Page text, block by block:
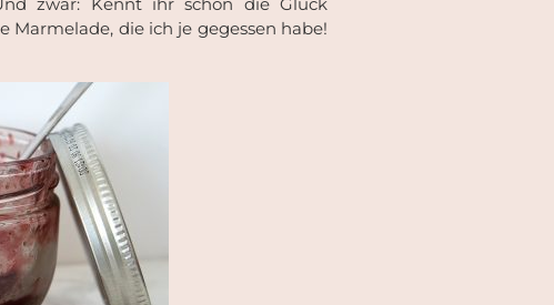
Marmelade, die ich je gegessen habe!